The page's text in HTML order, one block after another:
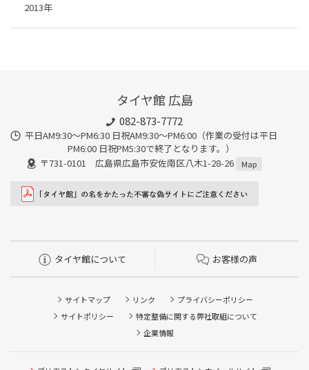
2013年
タイヤ館 広島
082-873-7772
平日AM9:30～PM6:30 日祝AM9:30〜PM6:00（作業の受付は平日
PM6:00 日祝PM5:30で終了となります。）
〒731-0101 広島県広島市安佐南区八木1-28-26
Map
タイヤ館について お客様の声
サイトマップ リンク
プライバシーポリシー
サイトポリシー
特定整備に関する弊社取組について
企業情報